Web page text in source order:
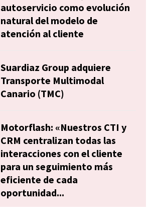
autoservicio como evolución
natural del modelo de
atención al cliente
Suardiaz Group adquiere
Transporte Multimodal
Canario (TMC)
Motorflash: «Nuestros CTI y
CRM centralizan todas las
interacciones con el cliente
para un seguimiento más
eficiente de cada
oportunidad...